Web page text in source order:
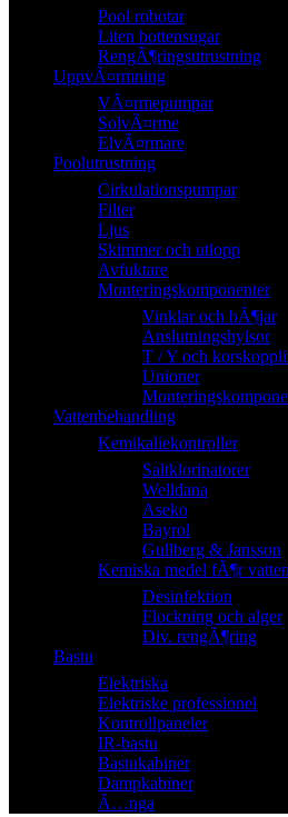
Pool robotar
Liten bottensugar
RengÃ¶ringsutrustning
UppvÃ¤rmning
VÃ¤rmepumpar
SolvÃ¤rme
ElvÃ¤rmare
Poolutrustning
Cirkulationspumpar
Filter
Ljus
Skimmer och utlopp
Avfuktare
Monteringskomponenter
Vinklar och bÃ¶jar
Anslutningshylsor
T / Y och
Unioner
Vattenbehandling
Kemikaliekontroller
Saltklorinatorer
Welldana
Aseko
Bayrol
Gullberg & Jansson
Kemiska medel fÃ¶r
Desinfektion
Flockning och alger
Div. rengÃ¶ring
Bastu
Elektriska
Elektriske professionel
Kontrollpaneler
IR-bastu
Bastukabiner
Dampkabiner
Ã…nga